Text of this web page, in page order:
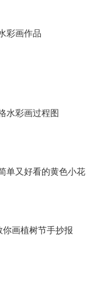
彩画作品
水彩画过程图
单又好看的黄色小花
画植树节手抄报